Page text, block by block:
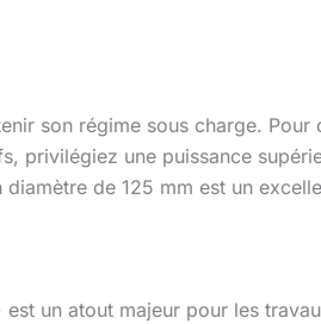
son régime sous charge. Pour
une puissance
de 125 mm est un
un atout majeur pour les